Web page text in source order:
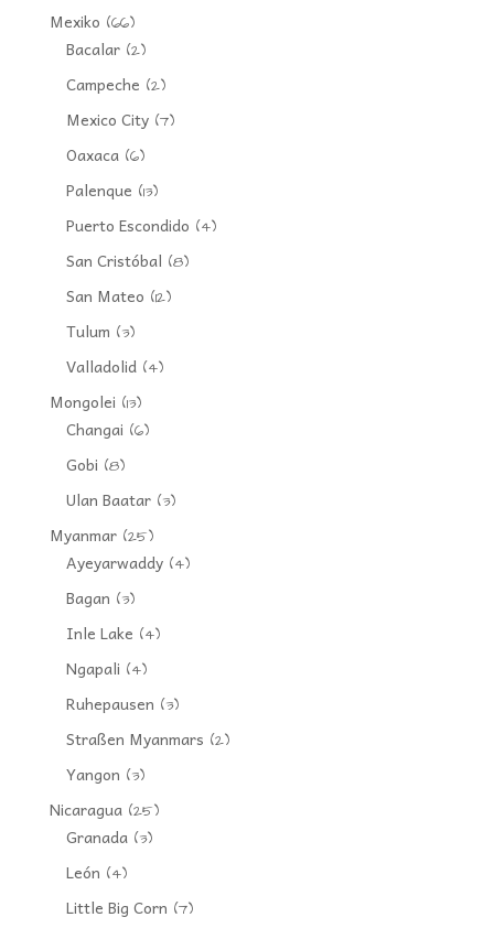
Mexiko (66)
Bacalar(2)
Campeche (2)
Mexico City(7)
Oaxaca(6)
Palenque (13)
Puerto Escondido (4)
San Cristóbal (8)
San Mateo (12)
Tulum (3)
Valladolid(4)
Mongolei (13)
Changai (6)
Gobi (8)
Ulan Baatar(3)
Myanmar(25)
Ayeyarwaddy(4)
Bagan (3)
Inle Lake (4)
Ngapali (4)
Ruhepausen (3)
Straßen Myanmars (2)
Yangon (3)
Nicaragua(25)
Granada(3)
León (4)
Little Big Corn (7)